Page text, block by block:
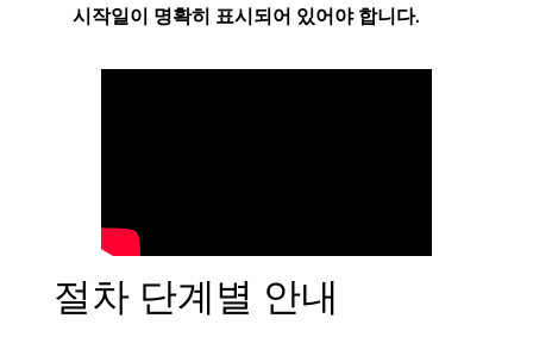
시작일이 명확히 표시되어 있어야 합니다.
절차 단계별 안내